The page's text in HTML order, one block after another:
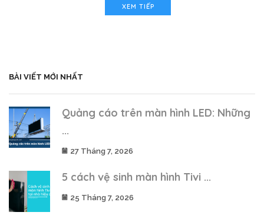
XEM TIẾP
BÀI VIẾT MỚI NHẤT
Quảng cáo trên màn hình LED: Những
...
27 Tháng 7, 2026
5 cách vệ sinh màn hình Tivi ...
25 Tháng 7, 2026